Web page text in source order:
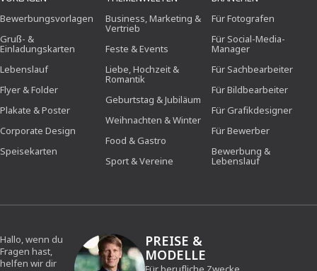
Bewerbungsvorlagen
Gruß- &
Einladungskarten
Lebenslauf
Flyer & Folder
Plakate & Poster
Corporate Design
Speisekarten
Business, Marketing &
Vertrieb
Feste & Events
Liebe, Hochzeit &
Romantik
Geburtstag & Jubiläum
Weihnachten & Winter
Food & Gastro
Sport & Vereine
Für Fotografen
Für Social-Media-
Manager
Für Sachbearbeiter
Für Bildbearbeiter
Für Grafikdesigner
Für Bewerber
Bewerbung &
Lebenslauf
Hallo, wenn du
Fragen hast,
helfen wir dir
PREISE &
MODELLE